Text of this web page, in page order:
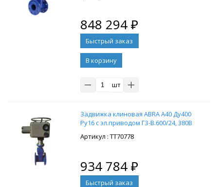
848 294₽
В корзину
шт
Задвижка клиновая ABRA A40 Ду400
Ру16 с эл.приводом ГЗ-В.600/24, 380В
: ТТ70778
934 784₽